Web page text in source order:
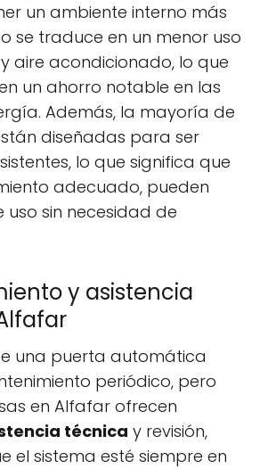
un ambiente interno más
se traduce en un menor uso
aire acondicionado, lo que
un ahorro notable en las
Además, la mayoría de
diseñadas para ser
lo que significa que
adecuado, pueden
sin necesidad de
y asistencia
una puerta automática
periódico, pero
en Alfafar ofrecen
técnica y revisión,
el sistema esté siempre en